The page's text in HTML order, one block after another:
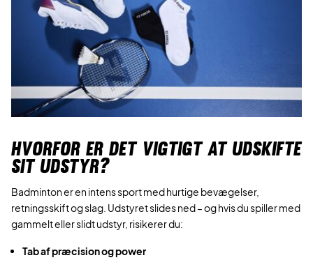
HVORFOR ER DET VIGTIGT AT UDSKIFTE
SIT UDSTYR?
Badminton er en intens sport med hurtige bevægelser,
retningsskift og slag. Udstyret slides ned – og hvis du spiller med
gammelt eller slidt udstyr, risikerer du:
Tab af præcision og power